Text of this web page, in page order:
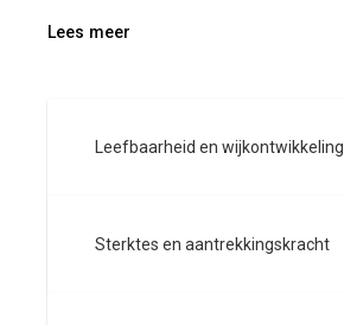
Lees meer
Leefbaarheid en wijkontwikkeling
Sterktes en aantrekkingskracht